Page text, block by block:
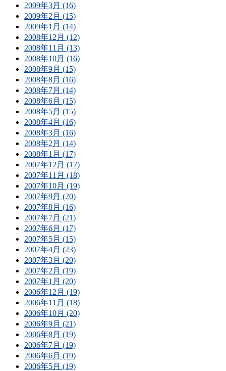
2009年3月 (16)
2009年2月 (15)
2009年1月 (14)
2008年12月 (12)
2008年11月 (13)
2008年10月 (16)
2008年9月 (15)
2008年8月 (16)
2008年7月 (14)
2008年6月 (15)
2008年5月 (15)
2008年4月 (16)
2008年3月 (16)
2008年2月 (14)
2008年1月 (17)
2007年12月 (17)
2007年11月 (18)
2007年10月 (19)
2007年9月 (20)
2007年8月 (16)
2007年7月 (21)
2007年6月 (17)
2007年5月 (15)
2007年4月 (23)
2007年3月 (20)
2007年2月 (19)
2007年1月 (20)
2006年12月 (19)
2006年11月 (18)
2006年10月 (20)
2006年9月 (21)
2006年8月 (19)
2006年7月 (19)
2006年6月 (19)
2006年5月 (19)